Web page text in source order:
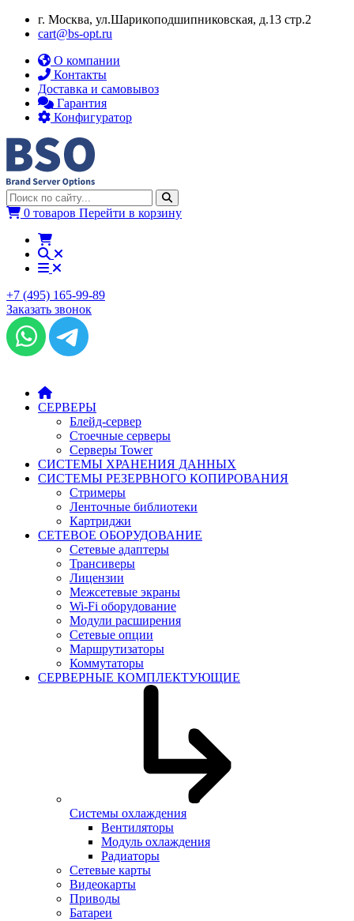
г. Москва, ул.​​Шарикоподшипниковская, д.13 стр.2
cart@bs-opt.ru
О компании
Контакты
Доставка и самовывоз
Гарантия
Конфигуратор
0 товаров Перейти в корзину
+7 (495) 165-99-89
Заказать звонок
СЕРВЕРЫ
Блейд-сервер
Стоечные серверы
Серверы Tower
СИСТЕМЫ ХРАНЕНИЯ ДАННЫХ
СИСТЕМЫ РЕЗЕРВНОГО КОПИРОВАНИЯ
Стримеры
Ленточные библиотеки
Картриджи
СЕТЕВОЕ ОБОРУДОВАНИЕ
Сетевые адаптеры
Трансиверы
Лицензии
Межсетевые экраны
Wi-Fi оборудование
Модули расширения
Сетевые опции
Маршрутизаторы
Коммутаторы
СЕРВЕРНЫЕ КОМПЛЕКТУЮЩИЕ
Системы охлаждения
Вентиляторы
Модуль охлаждения
Радиаторы
Сетевые карты
Видеокарты
Приводы
Батареи